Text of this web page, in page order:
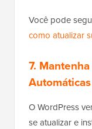
Você pode
como atualizar
7.
O WordPress
se atualizar e